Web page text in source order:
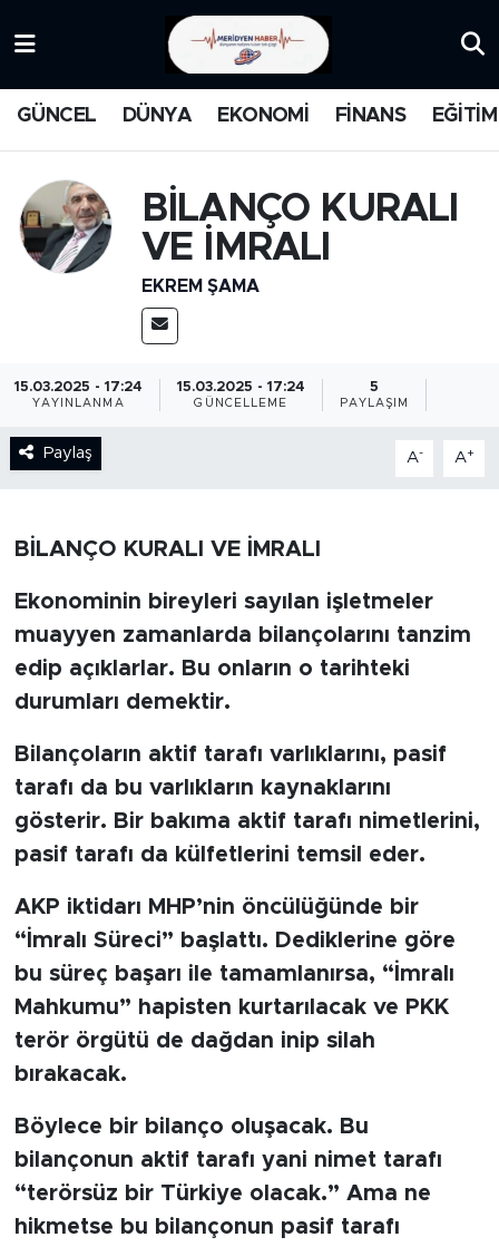
GÜNCEL DÜNYA EKONOMİ FİNANS EĞİTİM
BİLANÇO KURALI
VE İMRALI
EKREM ŞAMA
15.03.2025 - 17:24
YAYINLANMA
15.03.2025 - 17:24
GÜNCELLEME
5
PAYLAŞIM
Paylaş A- A+
BİLANÇO KURALI VE İMRALI
Ekonominin bireyleri sayılan işletmeler
muayyen zamanlarda bilançolarını tanzim
edip açıklarlar. Bu onların o tarihteki
durumları demektir.
Bilançoların aktif tarafı varlıklarını, pasif
tarafı da bu varlıkların kaynaklarını
gösterir. Bir bakıma aktif tarafı nimetlerini,
pasif tarafı da külfetlerini temsil eder.
AKP iktidarı MHP’nin öncülüğünde bir
“İmralı Süreci” başlattı. Dediklerine göre
bu süreç başarı ile tamamlanırsa, “İmralı
Mahkumu” hapisten kurtarılacak ve PKK
terör örgütü de dağdan inip silah
bırakacak.
Böylece bir bilanço oluşacak. Bu
bilançonun aktif tarafı yani nimet tarafı
“terörsüz bir Türkiye olacak.” Ama ne
hikmetse bu bilançonun pasif tarafı
MANŞET
MEDYA
BİLİM-TEKNOLOJİ
RÖPÖRTAJ
ANALİZ
NOSTALJİ
KULİS
YAZARLAR
POLİTİKA
SPOR
YAŞAM
TARİHTEN GÜNÜMÜZE
İstanbul Namaz Vakitleri
Trafik Durumu
Süper Lig Puan Durumu ve Fikstür